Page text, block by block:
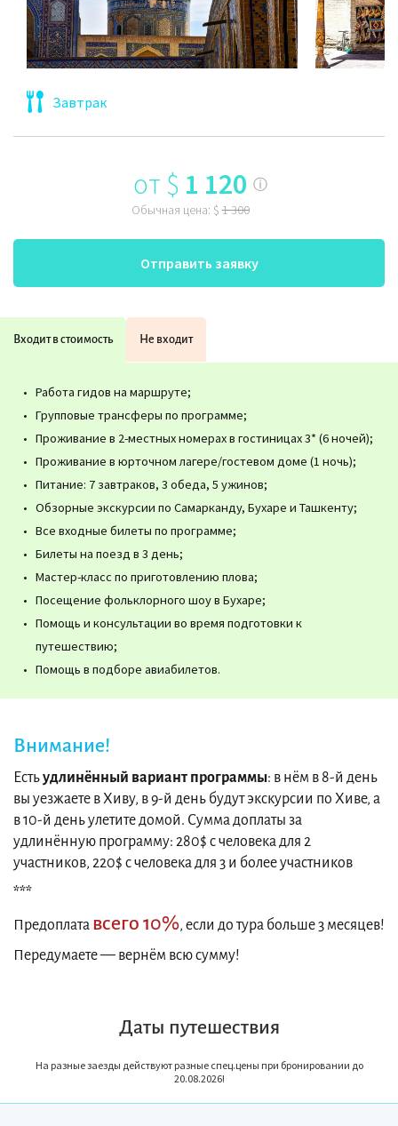
Завтрак
ⓘ
от $ 1 120
Обычная цена: $1 300
Отправить заявку
Входит в стоимость Не входит
Работа гидов на маршруте;
Групповые трансферы по программе;
Проживание в 2-местных номерах в гостиницах 3* (6 ночей);
Проживание в юрточном лагере/гостевом доме (1 ночь);
Питание: 7 завтраков, 3 обеда, 5 ужинов;
Обзорные экскурсии по Самарканду, Бухаре и Ташкенту;
Все входные билеты по программе;
Билеты на поезд в 3 день;
Мастер-класс по приготовлению плова;
Посещение фольклорного шоу в Бухаре;
Помощь и консультации во время подготовки к
путешествию;
Помощь в подборе авиабилетов.
Внимание!
Естьудлинённый вариант программы: в нём в 8-й день
вы уезжаете в Хиву, в 9-й день будут экскурсии по Хиве, а
в 10-й день улетите домой. Сумма доплаты за
удлинённую программу: 280$ с человека для 2
участников, 220$ с человека для 3 и более участников
***
Предоплата всего 10%, если до тура больше 3 месяцев!
Передумаете — вернём всю сумму!
Даты путешествия
На разные заезды действуют разные спец.цены при бронировании до
20.08.2026!